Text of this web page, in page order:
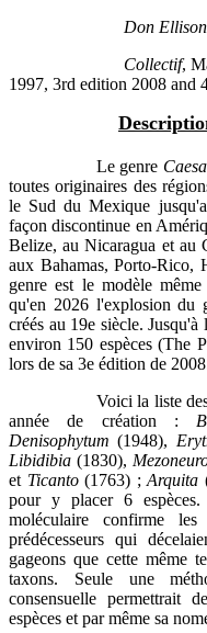
Don Ellison
Collectif,
1997, 3rd edition 2008 and
Le genre
toutes originaires des
le Sud du Mexique
façon discontinue en
Belize, au Nicaragua et au
aux Bahamas, Porto-Rico,
genre est le modèle
qu'en 2026 l'explosion du
créés au 19e siècle.
environ 150 espèces (The
lors de sa 3e édition de
Voici la liste
année de création :
Denisophytum (1948),
Libidibia (1830),
et Ticanto(1763) ; Arquita
pour y placer 6 espèces.
moléculaire confirme les
prédécesseurs qui
gageons que cette même
taxons. Seule une
consensuelle permettrait
espèces et par même sa